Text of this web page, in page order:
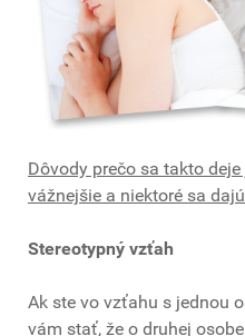
Dôvody prečo sa takto
vážnejšie a niektoré sa
Stereotypný vzťah
Ak ste vo vzťahu s jednou
vám stať, že o druhej